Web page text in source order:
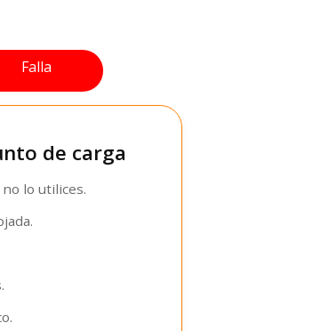
Falla
de carga
lo utilices.